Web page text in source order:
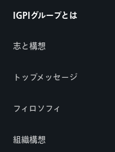
IGPIグループとは
志と構想
トップメッセージ
フィロソフィ
組織構想